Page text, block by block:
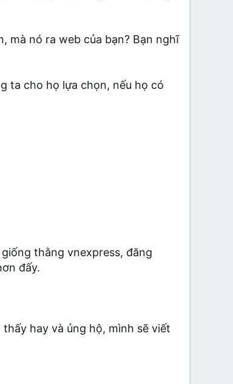
mà nó ra web của bạn? Bạn nghĩ
ta cho họ lựa chọn, nếu họ có
thằng vnexpress, đăng
đấy.
hay và ủng hộ, mình sẽ viết